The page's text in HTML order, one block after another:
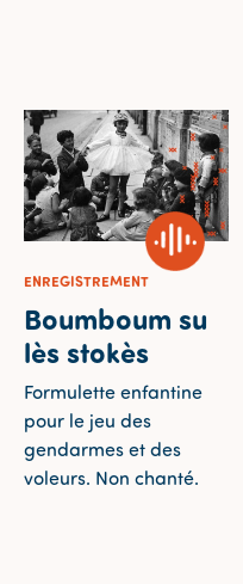
ENREGISTREMENT
Boumboum su
lès stokès
Formulette enfantine
pour le jeu des
gendarmes et des
voleurs. Non chanté.